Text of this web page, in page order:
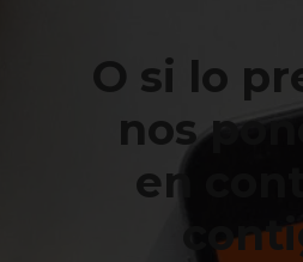
O si lo
nos
en